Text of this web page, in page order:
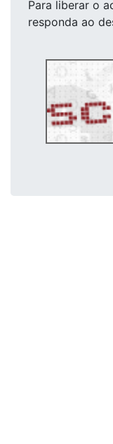
Para liberar o
responda ao